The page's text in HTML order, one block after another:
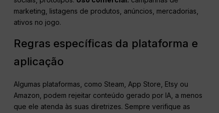
marketing, listagens de produtos, anúncios, mercadorias,
ativos no jogo.
Regras específicas da plataforma e
aplicação
Algumas plataformas, como Steam, App Store, Etsy ou
Amazon, podem rejeitar conteúdo gerado por IA, a menos
que ele atenda às suas diretrizes. Sempre verifique as